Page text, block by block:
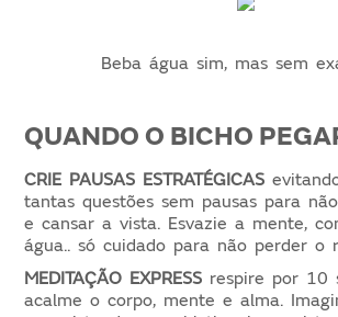
Beba água sim, mas sem
QUANDO O BICHO
CRIE PAUSAS ESTRATÉGICAS
tantas questões sem pausas para
e cansar a vista. Esvazie a mente,
água.. só cuidado para não perder o
MEDITAÇÃO EXPRESS respire por 10
acalme o corpo, mente e alma.